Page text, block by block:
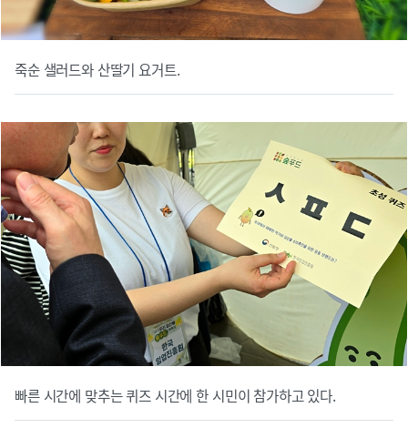
죽순 샐러드와 산딸기 요거트.
빠른 시간에 맞추는 퀴즈 시간에 한 시민이 참가하고 있다.